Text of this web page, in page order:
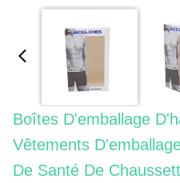
Boîtes D'emballage
Vêtements
De Santé De